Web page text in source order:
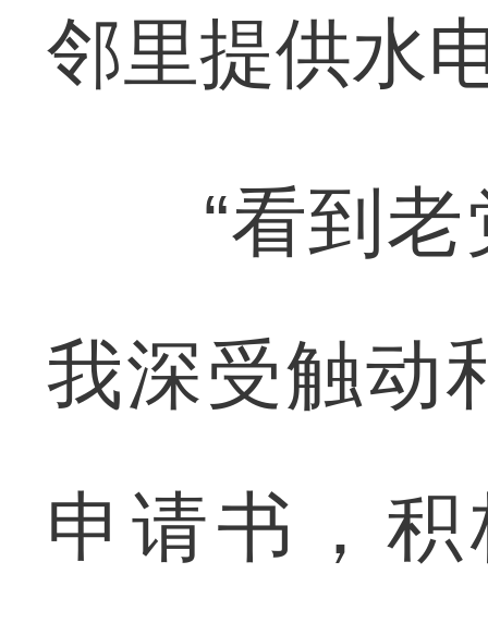
邻里提供水
“看到老
我深受触动
申请书，